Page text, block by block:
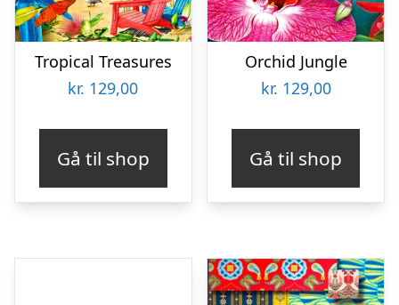
Tropical Treasures
kr. 129,00
Gå til shop
Orchid Jungle
kr. 129,00
Gå til shop